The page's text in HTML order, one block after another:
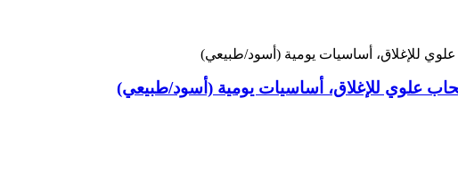
علوي للإغلاق، أساسيات يومية (أسود/طبيعي)